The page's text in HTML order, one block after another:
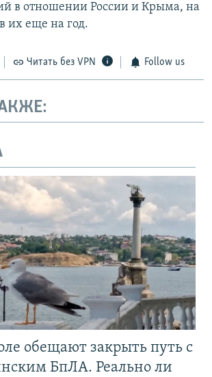
в отношении России и Крыма, на
их еще на год.
Читать без VPN Follow us
обещают закрыть путь с
БпЛА. Реально ли